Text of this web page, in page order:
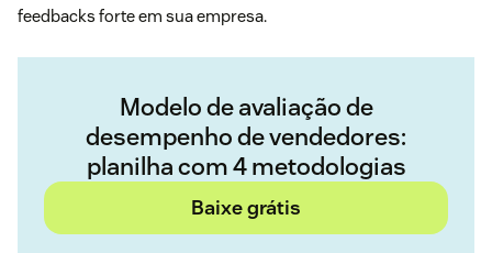
feedbacks forte em sua empresa.
Modelo de avaliação de
desempenho de vendedores:
planilha com 4 metodologias
Baixe grátis